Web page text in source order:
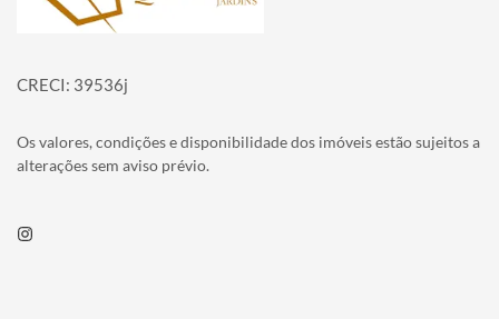
CRECI: 39536j
Os valores, condições e disponibilidade dos imóveis estão sujeitos a
alterações sem aviso prévio.
Instagram